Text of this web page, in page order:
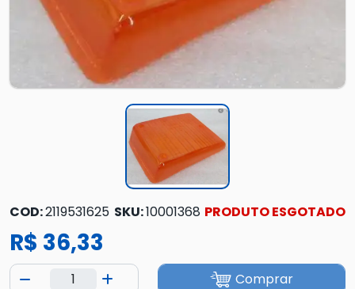
COD:2119531625 SKU:10001368 PRODUTO ESGOTADO
R$ 36,33
Comprar